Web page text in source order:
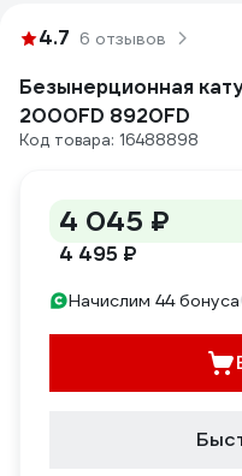
4.7 6 отзывов
Безынерционная
2000FD 8920FD
Код товара: 16488898
4 045 ₽
4 495 ₽
Начислим 44 бонуса